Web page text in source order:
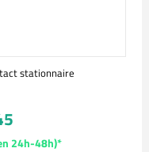
stationnaire
24h-48h)*